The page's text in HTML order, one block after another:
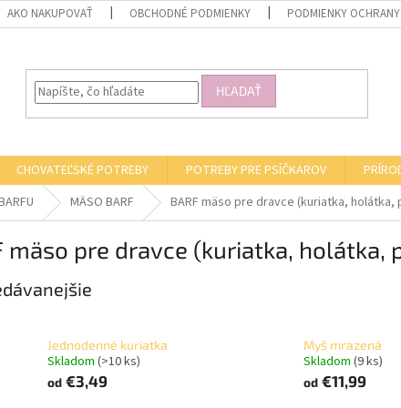
AKO NAKUPOVAŤ OBCHODNÉ PODMIENKY PODMIENKY OCHRANY
HĽADAŤ
CHOVATEĽSKÉ POTREBY POTREBY PRE PSÍČKAROV
MÄSO BARF BARF mäso pre dravce (kuriatka, holátka,
mäso pre dravce (kuriatka, holátka,
Jednodenné kuriatka
Skladom (>10 ks)
od €3,49
Myš mrazená
Skladom (9 ks)
od€11,99